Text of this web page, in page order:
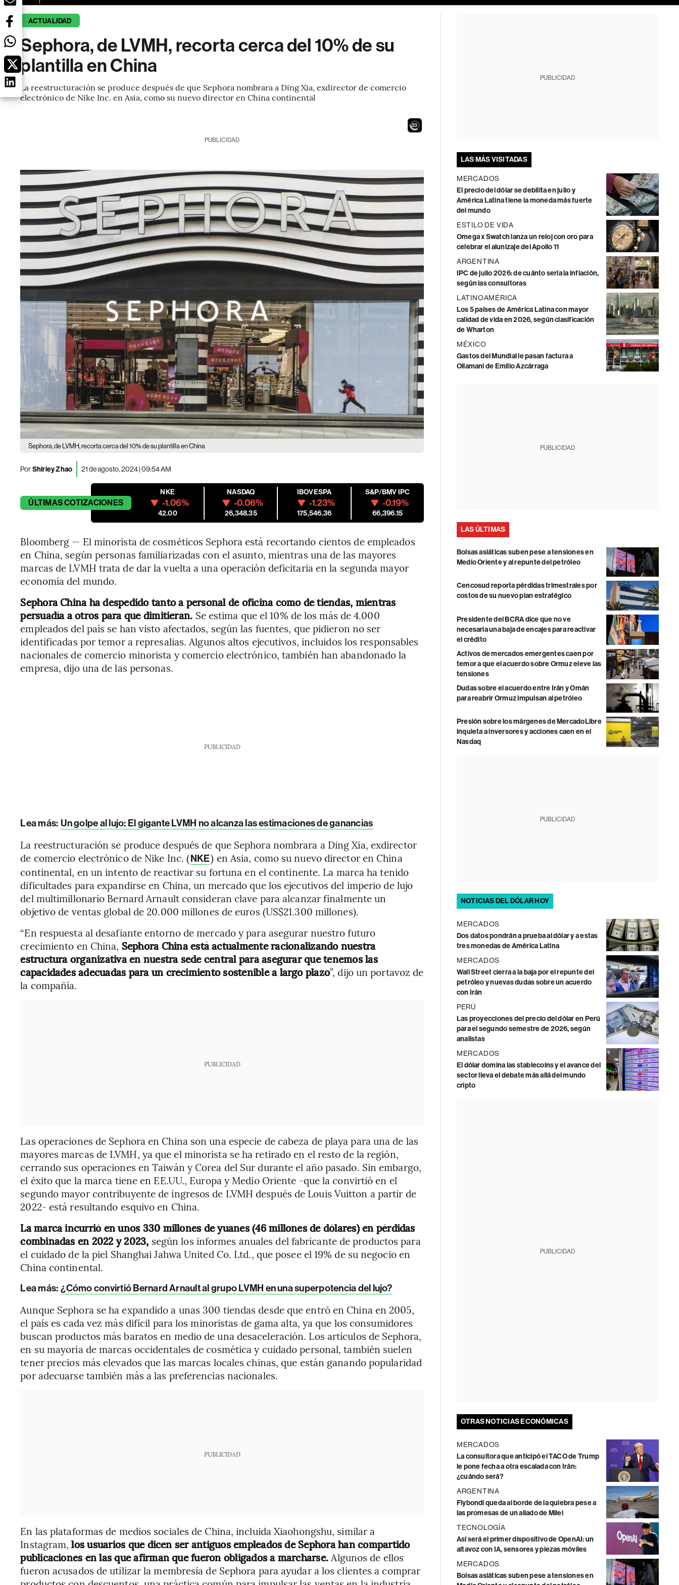
ACTUALIDAD
Sephora, de LVMH, recorta cerca del 10% de su
plantilla en China
La reestructuración se produce después de que Sephora nombrara a Ding Xia, exdirector de comercio
electrónico de Nike Inc. en Asia, como su nuevo director en China continental
21
PUBLICIDAD
Sephora, de LVMH, recorta cerca del 10% de su plantilla en China
PorShirley Zhao 21 de agosto, 2024 | 09:54 AM
ÚLTIMASCOTIZACIONES
NKE
-1.06%
42.00
NASDAQ
-0.06%
26,348.35
IBOVESPA
-1.23%
175,546.36
S&P/BMV IPC
-0.19%
66,396.15
Bloomberg — El minorista de cosméticos Sephora está recortando cientos de empleados
en China, según personas familiarizadas con el asunto, mientras una de las mayores
marcas de LVMH trata de dar la vuelta a una operación deficitaria en la segunda mayor
economía del mundo.
Sephora China ha despedido tanto a personal de oficina como de tiendas, mientras
persuadía a otros para que dimitieran. Se estima que el 10% de los más de 4.000
empleados del país se han visto afectados, según las fuentes, que pidieron no ser
identificadas por temor a represalias. Algunos altos ejecutivos, incluidos los responsables
nacionales de comercio minorista y comercio electrónico, también han abandonado la
empresa, dijo una de las personas.
PUBLICIDAD
Lea más: Un golpe al lujo: El gigante LVMH no alcanza las estimaciones de ganancias
La reestructuración se produce después de que Sephora nombrara a Ding Xia, exdirector
de comercio electrónico de Nike Inc. (NKE) en Asia, como su nuevo director en China
continental, en un intento de reactivar su fortuna en el continente. La marca ha tenido
dificultades para expandirse en China, un mercado que los ejecutivos del imperio de lujo
del multimillonario Bernard Arnault consideran clave para alcanzar finalmente un
objetivo de ventas global de 20.000 millones de euros (US$21.300 millones).
“En respuesta al desafiante entorno de mercado y para asegurar nuestro futuro
crecimiento en China, Sephora China está actualmente racionalizando nuestra
estructura organizativa en nuestra sede central para asegurar que tenemos las
capacidades adecuadas para un crecimiento sostenible a largo plazo”, dijo un portavoz de
la compañía.
PUBLICIDAD
Las operaciones de Sephora en China son una especie de cabeza de playa para una de las
mayores marcas de LVMH, ya que el minorista se ha retirado en el resto de la región,
cerrando sus operaciones en Taiwán y Corea del Sur durante el año pasado. Sin embargo,
el éxito que la marca tiene en EE.UU., Europa y Medio Oriente -que la convirtió en el
segundo mayor contribuyente de ingresos de LVMH después de Louis Vuitton a partir de
2022- está resultando esquivo en China.
La marca incurrió en unos 330 millones de yuanes (46 millones de dólares) en pérdidas
combinadas en 2022 y 2023, según los informes anuales del fabricante de productos para
el cuidado de la piel Shanghai Jahwa United Co. Ltd., que posee el 19% de su negocio en
China continental.
Lea más: ¿Cómo convirtió Bernard Arnault al grupo LVMH en una superpotencia del lujo?
Aunque Sephora se ha expandido a unas 300 tiendas desde que entró en China en 2005,
el país es cada vez más difícil para los minoristas de gama alta, ya que los consumidores
buscan productos más baratos en medio de una desaceleración. Los artículos de Sephora,
en su mayoría de marcas occidentales de cosmética y cuidado personal, también suelen
tener precios más elevados que las marcas locales chinas, que están ganando popularidad
por adecuarse también más a las preferencias nacionales.
PUBLICIDAD
En las plataformas de medios sociales de China, incluida Xiaohongshu, similar a
Instagram,los usuarios que dicen ser antiguos empleados de Sephora han compartido
publicaciones en las que afirman que fueron obligados a marcharse. Algunos de ellos
fueron acusados de utilizar la membresía de Sephora para ayudar a los clientes a comprar
PUBLICIDAD
LAS MÁS VISITADAS
MERCADOS
El precio del dólar se debilita en julio y
América Latina tiene la moneda más fuerte
del mundo
ESTILO DE VIDA
Omega x Swatch lanza un reloj con oro para
celebrar el alunizaje del Apollo 11
ARGENTINA
IPC de julio 2026: de cuánto sería la inflación,
según las consultoras
LATINOAMÉRICA
Los 5 países de América Latina con mayor
calidad de vida en 2026, según clasificación
de Wharton
MÉXICO
Gastos del Mundial le pasan factura a
Ollamani de Emilio Azcárraga
PUBLICIDAD
LAS ÚLTIMAS
Bolsas asiáticas suben pese a tensiones en
Medio Oriente y al repunte del petróleo
Cencosud reporta pérdidas trimestrales por
costos de su nuevo plan estratégico
Presidente del BCRA dice que no ve
necesaria una baja de encajes para reactivar
el crédito
Activos de mercados emergentes caen por
temor a que el acuerdo sobre Ormuz eleve las
tensiones
Dudas sobre el acuerdo entre Irán y Omán
para reabrir Ormuz impulsan al petróleo
Presión sobre los márgenes de MercadoLibre
inquieta a inversores y acciones caen en el
Nasdaq
PUBLICIDAD
NOTICIAS DEL DÓLAR HOY
MERCADOS
Dos datos pondrán a prueba al dólar y a estas
tres monedas de América Latina
MERCADOS
Wall Street cierra a la baja por el repunte del
petróleo y nuevas dudas sobre un acuerdo
con Irán
PERÚ
Las proyecciones del precio del dólar en Perú
para el segundo semestre de 2026, según
analistas
MERCADOS
El dólar domina las stablecoins y el avance del
sector lleva el debate más allá del mundo
cripto
PUBLICIDAD
OTRAS NOTICIAS ECONÓMICAS
MERCADOS
La consultora que anticipó el TACO de Trump
le pone fecha a otra escalada con Irán:
¿cuándo será?
ARGENTINA
Flybondi queda al borde de la quiebra pese a
las promesas de un aliado de Milei
TECNOLOGÍA
Así será el primer dispositivo de OpenAI: un
altavoz con IA, sensores y piezas móviles
MERCADOS
Bolsas asiáticas suben pese a tensiones en